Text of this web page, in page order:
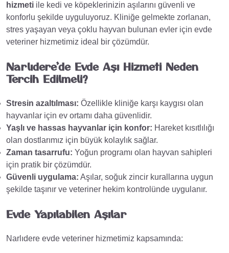
hizmeti ile kedi ve köpeklerinizin aşılarını güvenli ve
konforlu şekilde uyguluyoruz. Kliniğe gelmekte zorlanan,
stres yaşayan veya çoklu hayvan bulunan evler için evde
veteriner hizmetimiz ideal bir çözümdür.
Narlıdere’de Evde Aşı Hizmeti Neden
Tercih Edilmeli?
Stresin azaltılması: Özellikle kliniğe karşı kaygısı olan
hayvanlar için ev ortamı daha güvenlidir.
Yaşlı ve hassas hayvanlar için konfor: Hareket kısıtlılığı
olan dostlarımız için büyük kolaylık sağlar.
Zaman tasarrufu: Yoğun programı olan hayvan sahipleri
için pratik bir çözümdür.
Güvenli uygulama: Aşılar, soğuk zincir kurallarına uygun
şekilde taşınır ve veteriner hekim kontrolünde uygulanır.
Evde Yapılabilen Aşılar
Narlıdere evde veteriner hizmetimiz kapsamında: